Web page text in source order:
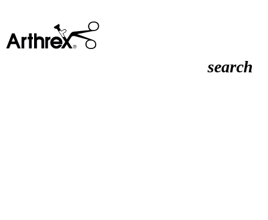
search